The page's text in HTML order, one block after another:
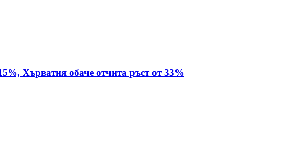
Хърватия обаче отчита ръст от 33%